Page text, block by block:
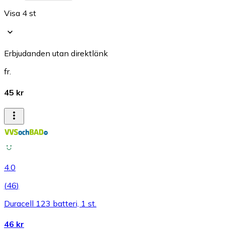
Visa 4 st
Erbjudanden utan direktlänk
fr.
45 kr
4.0
(46)
Duracell 123 batteri, 1 st.
46 kr